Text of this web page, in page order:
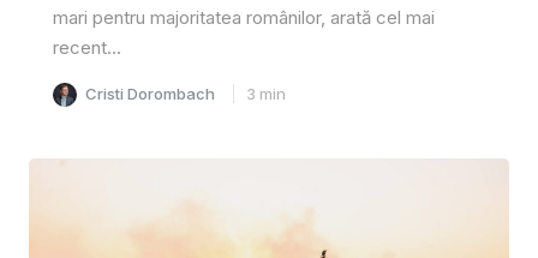
mari pentru majoritatea românilor, arată cel mai
recent...
Cristi Dorombach 3 min